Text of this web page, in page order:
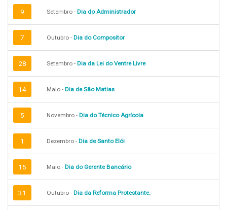
9 Setembro - Dia do Administrador
7 Outubro - Dia do Compositor
28 Setembro - Dia da Lei do Ventre Livre
14 Maio - Dia de São Matias
5 Novembro - Dia do Técnico Agrícola
1 Dezembro - Dia de Santo Elói
15 Maio - Dia do Gerente Bancário
31 Outubro - Dia da Reforma Protestante.